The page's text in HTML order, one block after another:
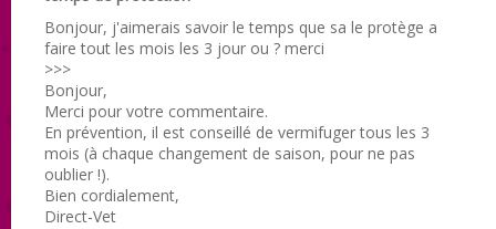
Bonjour, j'aimerais savoir le temps que sa le protège a
faire tout les mois les 3 jour ou ? merci
>>>
Bonjour,
Merci pour votre commentaire.
En prévention, il est conseillé de vermifuger tous les 3
mois (à chaque changement de saison, pour ne pas
oublier !).
Bien cordialement,
Direct-Vet